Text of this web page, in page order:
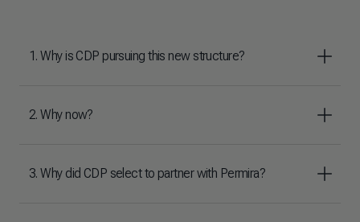
1. Why is CDP pursuing this new structure?
2. Why now?
3. Why did CDP select to partner with Permira?